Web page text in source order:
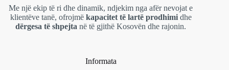
Me një ekip të ri dhe dinamik, ndjekim nga afër nevojat e
klientëve tanë, ofrojmë kapacitet të lartë prodhimidhe
dërgesa të shpejta në të gjithë Kosovën dhe rajonin.
Informata